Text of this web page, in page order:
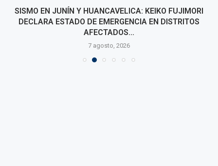
SISMO EN JUNÍN Y HUANCAVELICA: KEIKO FUJIMORI
DECLARA ESTADO DE EMERGENCIA EN DISTRITOS
AFECTADOS...
7 agosto, 2026